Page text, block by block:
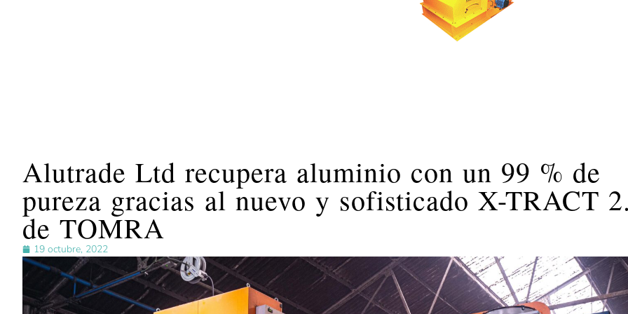
Alutrade Ltd recupera aluminio con un 99 % de
pureza gracias al nuevo y sofisticado X-TRACT
de TOMRA
19 octubre, 2022